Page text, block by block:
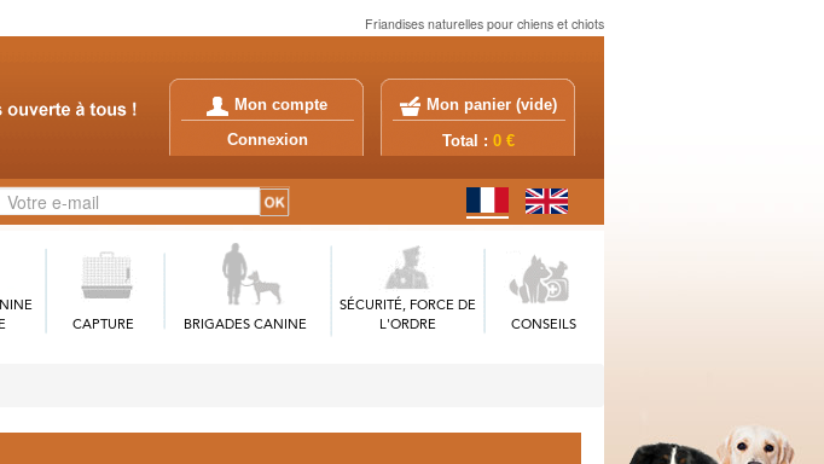
Friandises naturelles pour chiens et chiots
Mon compte
Connexion
Mon panier (vide)
Total : 0 €
CAPTURE BRIGADES CANINE
SÉCURITÉ, FORCE DE
L'ORDRE
CONSEILS